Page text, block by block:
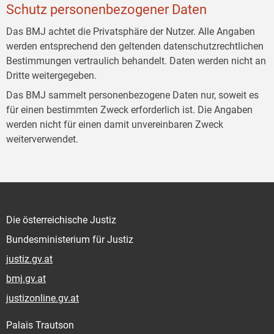
Schutz personenbezogener Daten
Das BMJ achtet die Privatsphäre der Nutzer. Alle Angaben
werden entsprechend den geltenden datenschutzrechtlichen
Bestimmungen vertraulich behandelt. Daten werden nicht an
Dritte weitergegeben.
Das BMJ sammelt personenbezogene Daten nur, soweit es
für einen bestimmten Zweck erforderlich ist. Die Angaben
werden nicht für einen damit unvereinbaren Zweck
weiterverwendet.
Die österreichische Justiz
Bundesministerium für Justiz
justiz.gv.at
bmj.gv.at
justizonline.gv.at
Palais Trautson